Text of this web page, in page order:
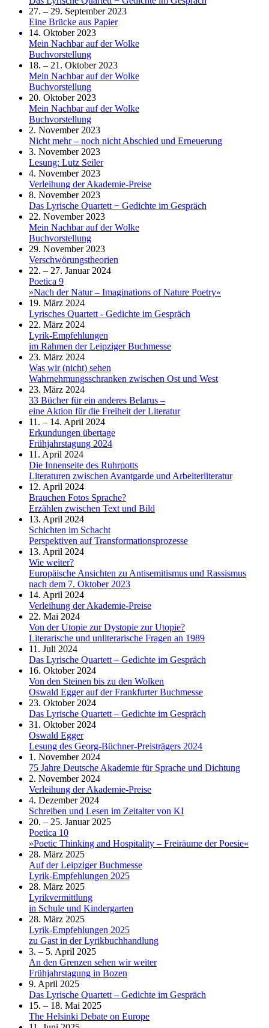
27. – 29. September 2023
Eine Brücke aus Papier
14. Oktober 2023
Mein Nachbar auf der Wolke
Buchvorstellung
18. – 21. Oktober 2023
Mein Nachbar auf der Wolke
Buchvorstellung
20. Oktober 2023
Mein Nachbar auf der Wolke
Buchvorstellung
2. November 2023
Nicht mehr – noch nicht Abschied und Erneuerung
3. November 2023
Lesung: Lutz Seiler
4. November 2023
Verleihung der Akademie-Preise
8. November 2023
Das Lyrische Quartett − Gedichte im Gespräch
22. November 2023
Mein Nachbar auf der Wolke
Buchvorstellung
29. November 2023
Verschwörungstheorien
22. – 27. Januar 2024
Poetica 9
»Nach der Natur – Imaginations of Nature Poetry«
19. März 2024
Lyrisches Quartett - Gedichte im Gespräch
22. März 2024
Lyrik-Empfehlungen
im Rahmen der Leipziger Buchmesse
23. März 2024
Was wir (nicht) sehen
Wahrnehmungsschranken zwischen Ost und West
23. März 2024
33 Bücher für ein anderes Belarus –
eine Aktion für die Freiheit der Literatur
11. – 14. April 2024
Erkundungen übertage
Frühjahrstagung 2024
11. April 2024
Die Innenseite des Ruhrpotts
Literaturen zwischen Avantgarde und Arbeiterliteratur
12. April 2024
Brauchen Fotos Sprache?
Erzählen zwischen Text und Bild
13. April 2024
Schichten im Schacht
Perspektiven auf Transformationsprozesse
13. April 2024
Wie weiter?
Europäische Ansichten zu Antisemitismus und Rassismus
nach dem 7. Oktober 2023
14. April 2024
Verleihung der Akademie-Preise
22. Mai 2024
Von der Utopie zur Dystopie zur Utopie?
Literarische und unliterarische Fragen an 1989
11. Juli 2024
Das Lyrische Quartett – Gedichte im Gespräch
16. Oktober 2024
Von den Steinen bis zu den Wolken
Oswald Egger auf der Frankfurter Buchmesse
23. Oktober 2024
Das Lyrische Quartett – Gedichte im Gespräch
31. Oktober 2024
Oswald Egger
Lesung des Georg-Büchner-Preisträgers 2024
1. November 2024
75 Jahre Deutsche Akademie für Sprache und Dichtung
2. November 2024
Verleihung der Akademie-Preise
4. Dezember 2024
Schreiben und Lesen im Zeitalter von KI
20. – 25. Januar 2025
Poetica 10
»Poetic Thinking and Hospitality – Freiräume der Poesie«
28. März 2025
Auf der Leipziger Buchmesse
Lyrik-Empfehlungen 2025
28. März 2025
Lyrikvermittlung
in Schule und Kindergarten
28. März 2025
Lyrik-Empfehlungen 2025
zu Gast in der Lyrikbuchhandlung
3. – 5. April 2025
An den Grenzen sehen wir weiter
Frühjahrstagung in Bozen
9. April 2025
Das Lyrische Quartett – Gedichte im Gespräch
15. – 18. Mai 2025
The Helsinki Debate on Europe